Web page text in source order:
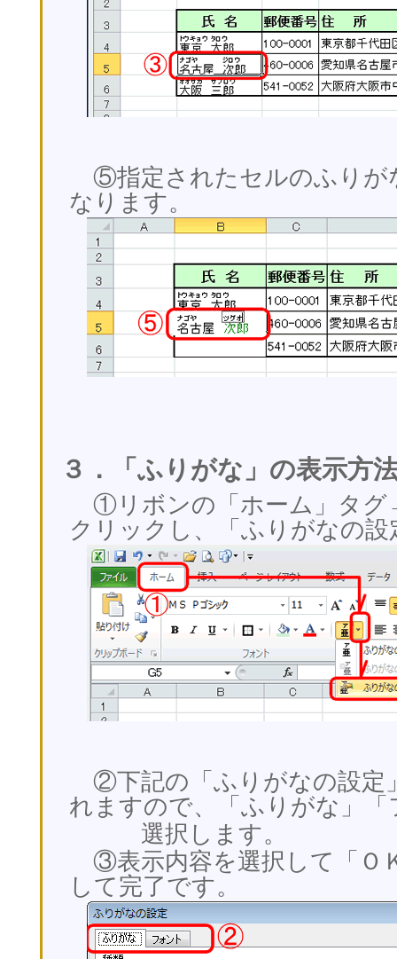
⑤指定されたセルのふりが
なります。
３．「ふりがな」の表示方
①リボンの「ホーム」タ
クリックし、「ふりがなの
②下記の「ふりがなの設定
れますので、「ふりがな」
選択します。
③表示内容を選択して「Ｏ
して完了です。